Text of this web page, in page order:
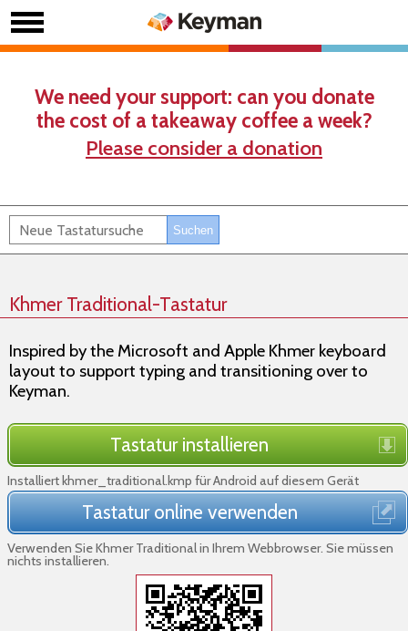
We need your support: can you donate
the cost of a takeaway coffee a week?
Please consider a donation
Khmer Traditional-Tastatur
Inspired by the Microsoft and Apple Khmer keyboard
layout to support typing and transitioning over to
Keyman.
Tastatur installieren
Installiert khmer_traditional.kmp für Android auf diesem Gerät
Tastatur online verwenden
Verwenden Sie Khmer Traditional in Ihrem Webbrowser. Sie müssen
nichts installieren.